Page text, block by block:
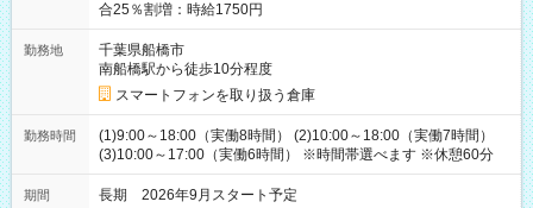
合25％割増：時給1750円
勤務地
千葉県船橋市
南船橋駅から徒歩10分程度
スマートフォンを取り扱う倉庫
勤務時間
(1)9:00～18:00（実働8時間） (2)10:00～18:00（実働7時間）
(3)10:00～17:00（実働6時間） ※時間帯選べます ※休憩60分
期間 長期 2026年9月スタート予定